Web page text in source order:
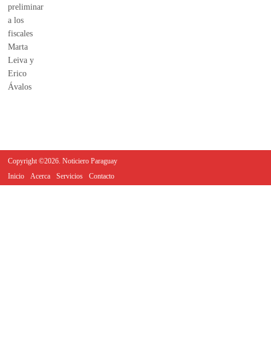
Copyright ©2026. Noticiero Paraguay
Inicio
Acerca Servicios Contacto